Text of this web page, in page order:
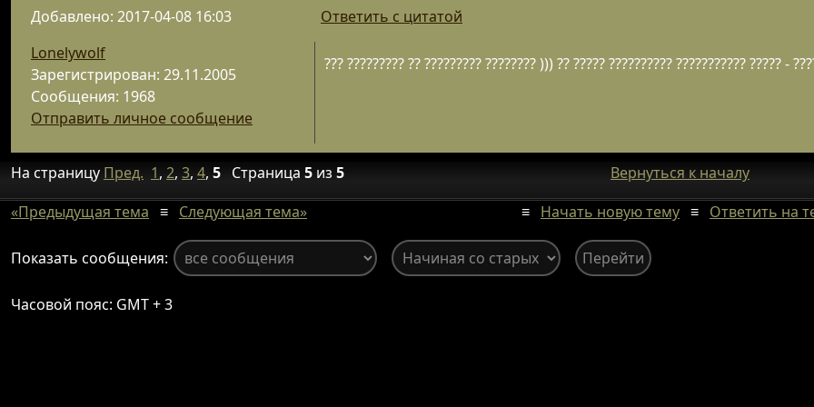
Добавлено: 2017-04-08 16:03
Ответить с цитатой
Lonelywolf
Зарегистрирован: 29.11.2005
Сообщения: 1968
Отправить личное сообщение
??? ????????? ?? ????????? ???????? ))) ?? ????? ?????????? ??????????? ????? -
На страницу Пред. 1, 2, 3, 4, 5 Страница 5 из5
Вернуться к началу
«Предыдущая тема ≡ Следующая тема» ≡ Начать новую тему ≡ Ответить на
Показать сообщения:
Часовой пояс: GMT + 3